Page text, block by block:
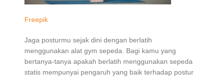
Freepik
Jaga posturmu sejak dini dengan berlatih
menggunakan alat gym sepeda. Bagi kamu yang
bertanya-tanya apakah berlatih menggunakan sepeda
statis mempunyai pengaruh yang baik terhadap postur